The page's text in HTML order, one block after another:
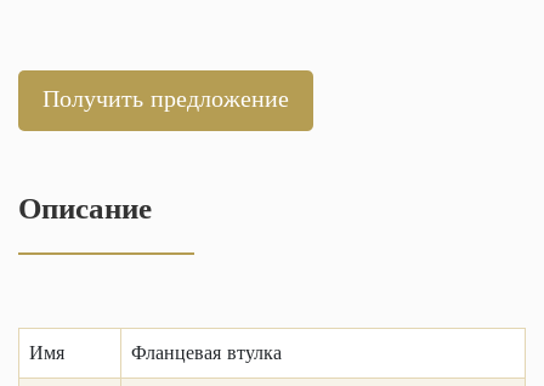
Получить предложение
Описание
Имя Фланцевая втулка